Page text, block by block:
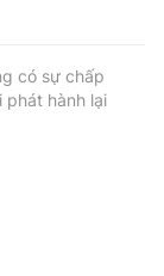
có sự chấp
phát hành lại